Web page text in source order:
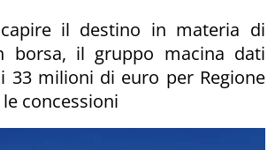
il destino in materia di
borsa, il gruppo macina dati
33 milioni di euro per Regione
concessioni